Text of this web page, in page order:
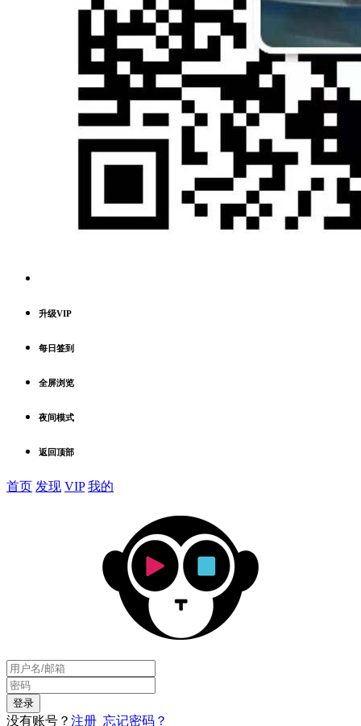
升级VIP
每日签到
全屏浏览
夜间模式
返回顶部
首页 发现 VIP 我的
没有账号？ 注册 忘记密码？